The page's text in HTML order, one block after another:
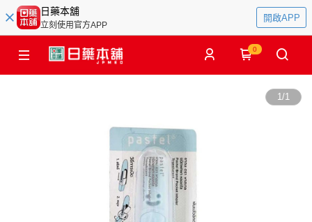
日藥本舖
立刻使用官方APP
開啟APP
0
1/1